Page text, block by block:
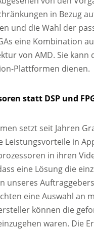
in Bezug
und die Wahl der
eine Kombination
von AMD. Sie
Plattformen dienen.
statt DSP und
setzt seit Jahren
Leistungsvorteile in
in ihren
eine Lösung die
unseres
eine Auswahl an
können die
waren. Die